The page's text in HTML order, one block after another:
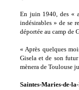
En juin 1940, des «
indésirables » de se
déportée au camp de
« Après quelques
Gisela et de son
mènera de Toulouse
Saintes-Maries-de-